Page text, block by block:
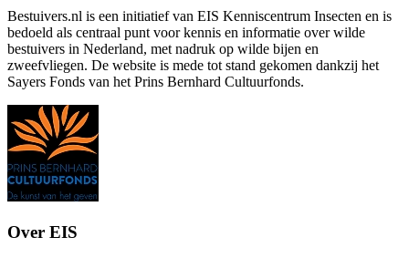
Bestuivers.nl is een initiatief van EIS Kenniscentrum Insecten en is
bedoeld als centraal punt voor kennis en informatie over wilde
bestuivers in Nederland, met nadruk op wilde bijen en
zweefvliegen. De website is mede tot stand gekomen dankzij het
Sayers Fonds van het Prins Bernhard Cultuurfonds.
Over EIS